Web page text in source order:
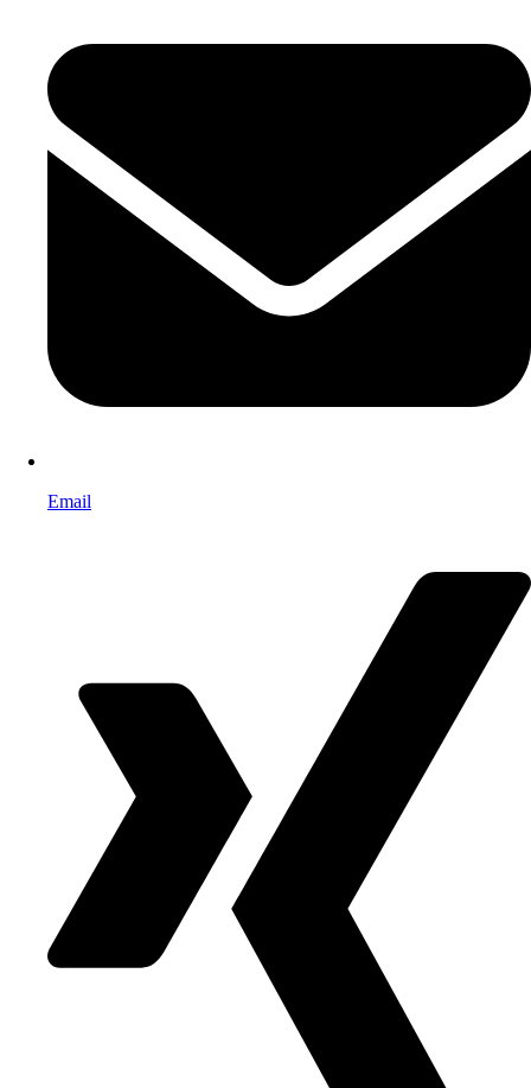
Email